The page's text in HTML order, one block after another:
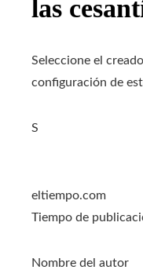
las
Seleccione el
configuración de
S
eltiempo.com
Tiempo de
Nombre del autor